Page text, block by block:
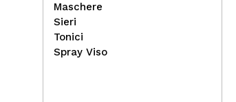
Maschere
Sieri
Tonici
Spray Viso